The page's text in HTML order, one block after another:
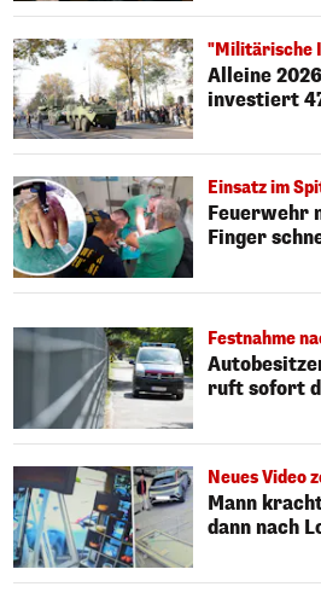
"Militärische
Alleine
investiert
Einsatz im
Feuerwehr
Finger
Festnahme
ruft sofort
Neues Video
Mann
dann nach